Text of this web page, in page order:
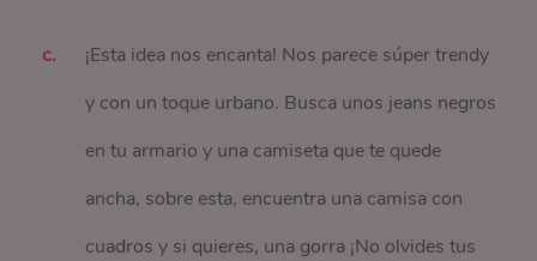
¡Esta idea nos encanta! Nos parece súper trendy
y con un toque urbano. Busca unos jeans negros
en tu armario y una camiseta que te quede
ancha, sobre esta, encuentra una camisa con
cuadros y si quieres, una gorra ¡No olvides tus